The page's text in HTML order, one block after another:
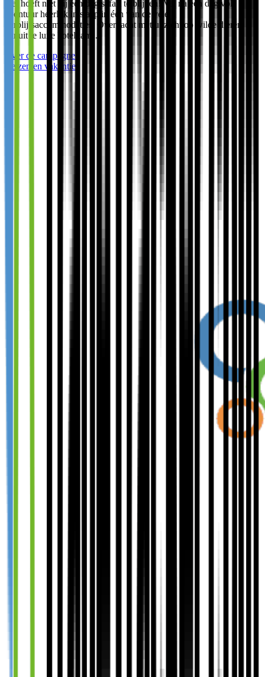
Het hoeft niet bij één dag safari te blijven! Val na een dag vol
avontuur heerlijk in slaap in één van de vele
verblijfsaccommodaties. Overnacht met uitzicht op wilde dieren
vanuit je luxe hotelkam…
Over de campagne
Reizen en vakanties